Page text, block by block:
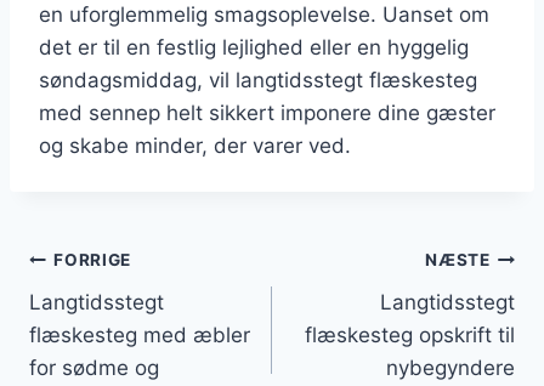
en uforglemmelig smagsoplevelse. Uanset om
det er til en festlig lejlighed eller en hyggelig
søndagsmiddag, vil langtidsstegt flæskesteg
med sennep helt sikkert imponere dine gæster
og skabe minder, der varer ved.
Indlægsnavigation
FORRIGE
Langtidsstegt
flæskesteg med æbler
for sødme og
NÆSTE
Langtidsstegt
flæskesteg opskrift til
nybegyndere